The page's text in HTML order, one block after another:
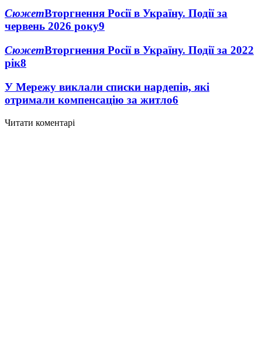
СюжетВторгнення Росії в Україну. Події за
червень 2026 року9
СюжетВторгнення Росії в Україну. Події за 2022
рік8
У Мережу виклали списки нардепів, які
отримали компенсацію за житло6
Читати коментарі